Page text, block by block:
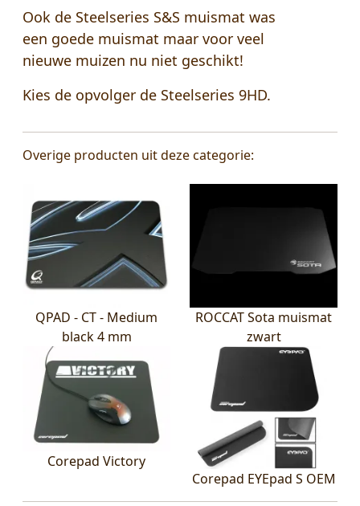
Ook de Steelseries S&S muismat was
een goede muismat maar voor veel
nieuwe muizen nu niet geschikt!
Kies de opvolger de Steelseries 9HD.
Overige producten uit deze categorie:
QPAD - CT - Medium
black 4 mm
ROCCAT Sota muismat
zwart
Corepad Victory
Corepad EYEpad S OEM